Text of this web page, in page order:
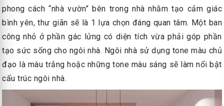
phong cách “nhà vườn” bên trong nhà nhằm tạo cảm giác
bình yên, thư giãn sẽ là 1 lựa chọn đáng quan tâm. Một ban
công nhỏ ở phần gác lửng có diện tích vừa phải góp phần
tạo sức sống cho ngôi nhà. Ngôi nhà sử dụng tone màu chủ
đạo là màu trắng hoặc những tone màu sáng sẽ làm nổi bật
cấu trúc ngôi nhà.